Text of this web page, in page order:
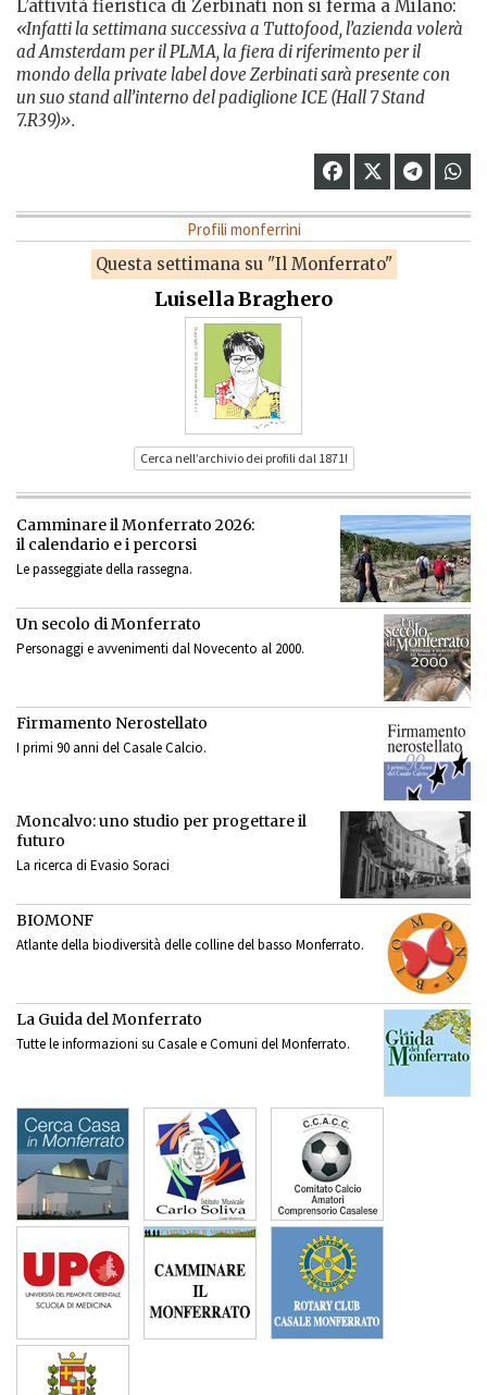
L’attività fieristica di Zerbinati non si ferma a Milano:
«Infatti la settimana successiva a Tuttofood, l’azienda volerà
ad Amsterdam per il PLMA, la fiera di riferimento per il
mondo della private label dove Zerbinati sarà presente con
un suo stand all’interno del padiglione ICE (Hall 7 Stand
7.R39)».
Profili monferrini
Questa settimana su "Il Monferrato"
Luisella Braghero
Cerca nell’archivio dei profili dal 1871!
Camminare il Monferrato 2026:
il calendario e i percorsi
Le passeggiate della rassegna.
Un secolo di Monferrato
Personaggi e avvenimenti dal Novecento al 2000.
Firmamento Nerostellato
I primi 90 anni del Casale Calcio.
Moncalvo: uno studio per progettare il
futuro
La ricerca di Evasio Soraci
BIOMONF
Atlante della biodiversità delle colline del basso Monferrato.
La Guida del Monferrato
Tutte le informazioni su Casale e Comuni del Monferrato.